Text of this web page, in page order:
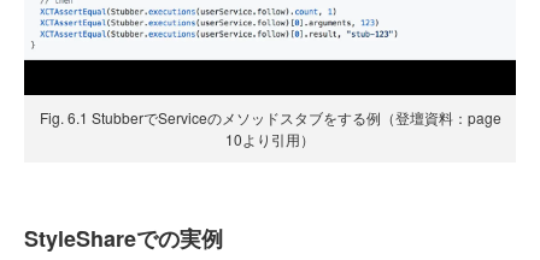
Fig. 6.1 StubberでServiceのメソッドスタブをする例（登壇資料：page
10より引用）
StyleShareでの実例